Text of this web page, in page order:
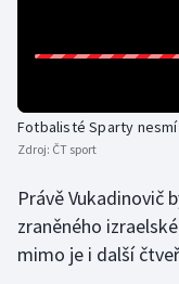
Volejbal
Fotbalisté Sparty
Zdroj: ČT sport
Právě Vukadinovič
zraněného
mimo je i další